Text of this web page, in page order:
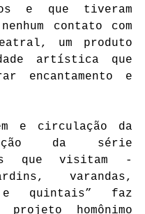
e que tiveram
contato com
um produto
artística que
encantamento e
e circulação da
da série
que visitam -
varandas,
e quintais” faz
homônimo